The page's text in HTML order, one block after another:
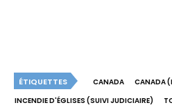
ÉTIQUETTES CANADA
CANADA
INCENDIE D'ÉGLISES (SUIVI JUDICIAIRE)